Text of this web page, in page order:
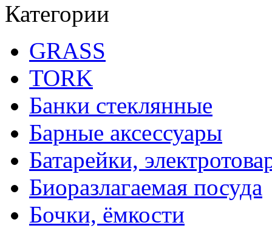
Категории
GRASS
TORK
Банки стеклянные
Барные аксессуары
Батарейки,
Биоразлагаемая посуда
Бочки, ёмкости